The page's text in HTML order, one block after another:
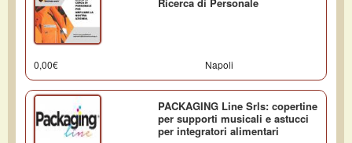
0,00€ Napoli
PACKAGING Line Srls: copertine
per supporti musicali e astucci
per integratori alimentari